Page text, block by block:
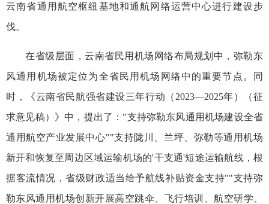
云南省通用航空枢纽基地和通航网络运营中心进行建设步
伐。
在省级层面，云南省民用机场网络布局规划中，弥勒东
风通用机场被定位为全省民用机场网络中的重要节点。同
时，《云南省民航强省建设三年行动（2023—2025年）（征
求意见稿）》中，提出了："支持弥勒东风通用机场建设全省
通用航空产业发展中心""支持陇川、兰坪、弥勒等通用机场
新开和恢复至周边区域运输机场的'干支通'短途运输航线，根
据客流情况，省级财政适当给予航线补贴资金支持""支持弥
勒东风通用机场创新开展高空跳伞、飞行培训、航空研学、